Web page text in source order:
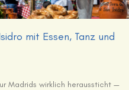
mit Essen, Tanz und
Madrids wirklich heraussticht —